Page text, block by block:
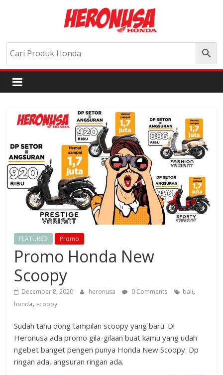
FEATURED Promo
Promo Honda New
Scoopy
December 8, 2020 heronusa 0 Comments bali,
honda, scoopy
Sudah tahu dong tampilan scoopy yang baru. Di
Heronusa ada promo gila-gilaan buat kamu yang udah
ngebet banget pengen punya Honda New Scoopy. Dp
ringan ada, angsuran ringan ada.